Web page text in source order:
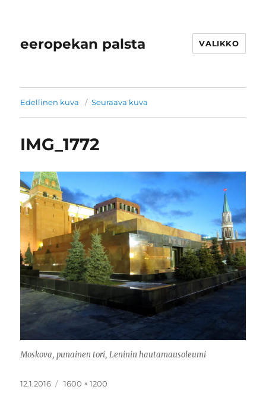
eeropekan palsta VALIKKO
Edellinen kuva Seuraava kuva
IMG_1772
Moskova, punainen tori, Leninin hautamausoleumi
Julkaistu
12.1.2016 Täysikokoinen
1600 × 1200